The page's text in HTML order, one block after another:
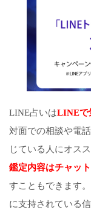
LINE占いはLINEで
対面での相談や電
じている人にオスス
鑑定内容はチャッ
すこともできます。
に支持されている